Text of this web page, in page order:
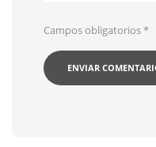
Campos obligatorios*